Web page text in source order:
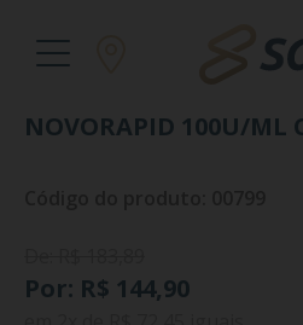
NOVORAPID 100U/ML
Por: R$ 144,90